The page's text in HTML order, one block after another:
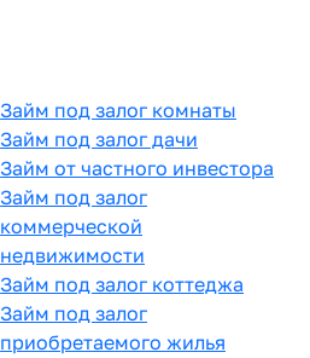
Займ под залог комнаты
Займ под залог дачи
Займ от частного инвестора
Займ под залог
коммерческой
недвижимости
Займ под залог коттеджа
Займ под залог
приобретаемого жилья